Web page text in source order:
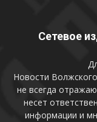
Сетевое
Новости
не всегда
несет
информации и